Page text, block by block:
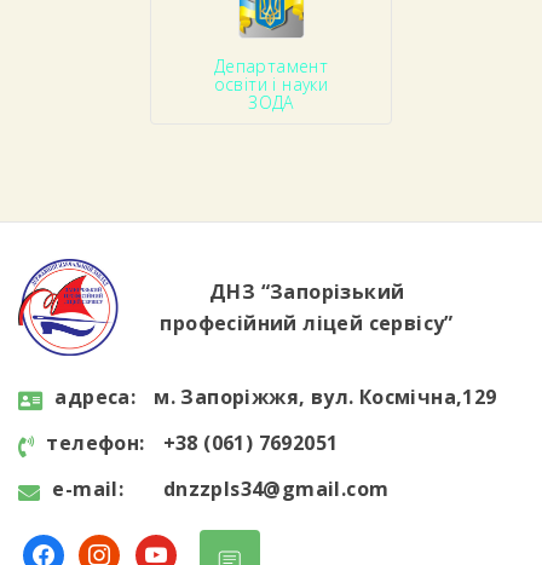
Департамент
освіти і науки
ЗОДА
ДНЗ “Запорізький
професійний ліцей сервісу”
aдресa:
м. Запоріжжя, вул. Космічна,129
телефон:
+38 (061) 7692051
e-mail:
dnzzpls34@gmail.com
facebookinstagram
youtube